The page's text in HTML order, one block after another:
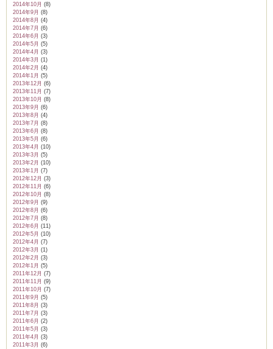
2014年10月 (8)
2014年9月 (8)
2014年8月 (4)
2014年7月 (6)
2014年6月 (3)
2014年5月 (5)
2014年4月 (3)
2014年3月 (1)
2014年2月 (4)
2014年1月 (5)
2013年12月 (6)
2013年11月 (7)
2013年10月 (8)
2013年9月 (6)
2013年8月 (4)
2013年7月 (8)
2013年6月 (8)
2013年5月 (6)
2013年4月 (10)
2013年3月 (5)
2013年2月 (10)
2013年1月 (7)
2012年12月 (3)
2012年11月 (6)
2012年10月 (8)
2012年9月 (9)
2012年8月 (6)
2012年7月 (8)
2012年6月 (11)
2012年5月 (10)
2012年4月 (7)
2012年3月 (1)
2012年2月 (3)
2012年1月 (5)
2011年12月 (7)
2011年11月 (9)
2011年10月 (7)
2011年9月 (5)
2011年8月 (3)
2011年7月 (3)
2011年6月 (2)
2011年5月 (3)
2011年4月 (3)
2011年3月 (6)